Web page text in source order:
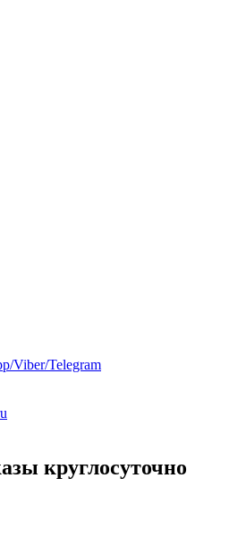
Viber/Telegram
круглосуточно